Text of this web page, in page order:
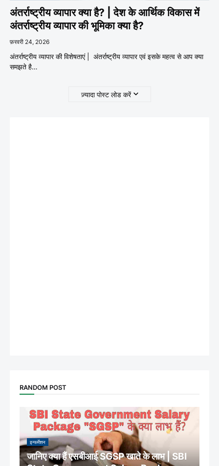
अंतर्राष्ट्रीय व्यापार क्या है? | देश के आर्थिक विकास में
अंतर्राष्ट्रीय व्यापार की भूमिका क्या है?
फ़रवरी 24, 2026
अंतर्राष्ट्रीय व्यापार की विशेषताएं | अंतर्राष्ट्रीय व्यापार एवं इसके महत्व से आप क्या
समझते है…
ज़्यादा पोस्ट लोड करें
RANDOM POST
इन्फर्मेशन
जानिए क्या हैं एसबीआई SGSP खाते के लाभ | SBI